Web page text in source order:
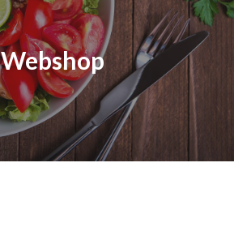
Webshop